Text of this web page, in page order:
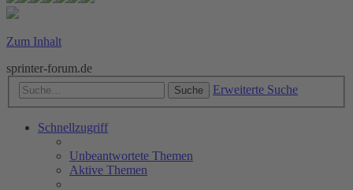
Zum Inhalt
sprinter-forum.de
Suche Erweiterte Suche
Schnellzugriff
Unbeantwortete Themen
Aktive Themen